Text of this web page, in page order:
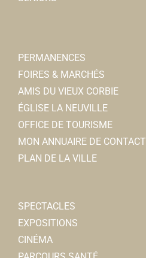
PERMANENCES
FOIRES & MARCHÉS
AMIS DU VIEUX CORBIE
ÉGLISE LA NEUVILLE
OFFICE DE TOURISME
MON ANNUAIRE DE CONTACT
PLAN DE LA VILLE
SPECTACLES
EXPOSITIONS
CINÉMA